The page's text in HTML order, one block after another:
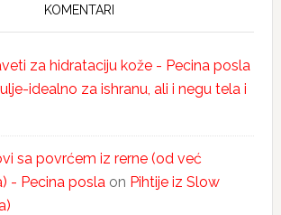
KOMENTARI
za hidrataciju kože - Pecina posla
idealno za ishranu, ali i negu tela i
sa povrćem iz rerne (od već
- Pecina posla on Pihtije iz Slow